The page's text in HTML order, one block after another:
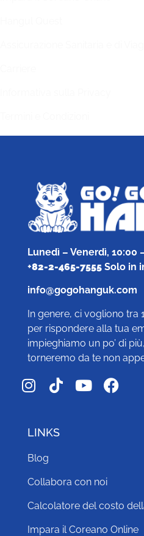
Lunedì – Venerdì, 10:00
+82-2-465-7555 Solo in
info@gogohanguk.com
In genere, ci vogliono tra
per rispondere alla tua
impieghiamo un po’ di
torneremo da te non
LINKS
Blog
Collabora con noi
Calcolatore del costo
Impara il Coreano Online